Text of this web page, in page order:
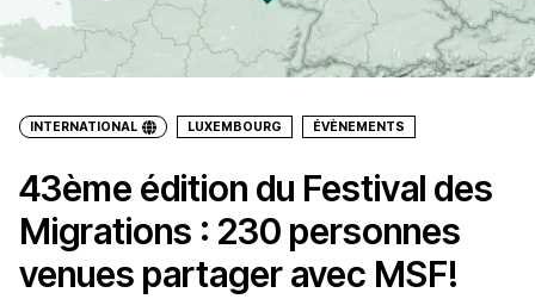
INTERNATIONAL LUXEMBOURG ÉVÈNEMENTS
43ème édition du Festival des
Migrations : 230 personnes
venues partager avec MSF!